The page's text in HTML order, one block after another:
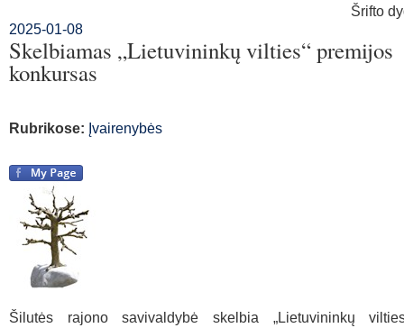
Šrifto
2025-01-08
Skelbiamas „Lietuvininkų vilties“ premijos
konkursas
Rubrikose: Įvairenybės
Šilutės rajono savivaldybė skelbia „Lietuvininkų